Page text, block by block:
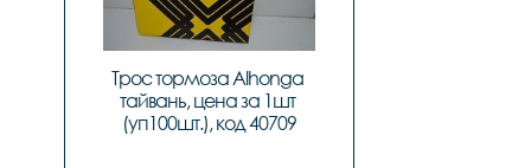
Трос тормоза Alhonga
тайвань, цена за 1шт
(уп100шт.), код 40709